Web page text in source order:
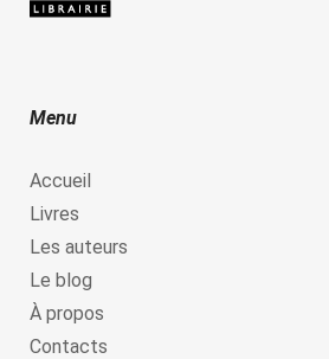
Menu
Accueil
Livres
Les auteurs
Le blog
À propos
Contacts